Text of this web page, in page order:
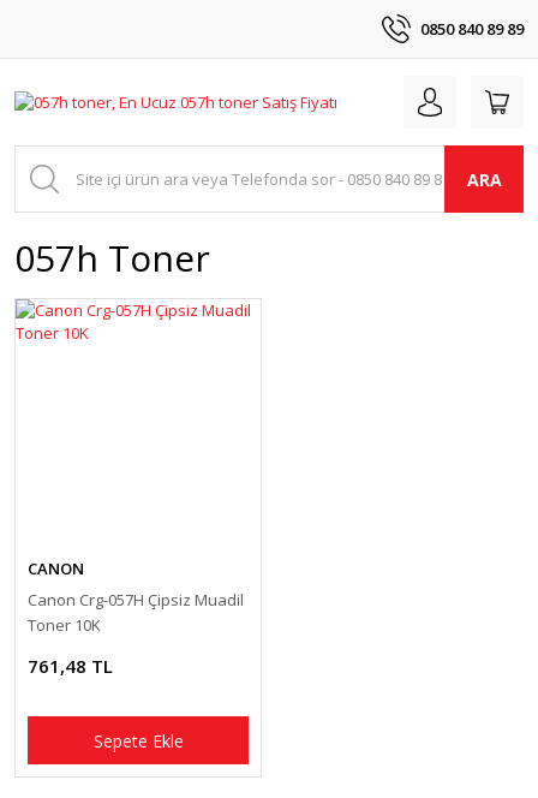
0850 840 89 89
ARA
057h Toner
CANON
Canon Crg-057H Çipsiz Muadil
Toner 10K
761,48 TL
Sepete Ekle